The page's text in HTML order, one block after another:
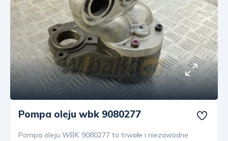
Pompa oleju wbk 9080277
Pompa oleju WBK 9080277 to trwałe i niezawodne